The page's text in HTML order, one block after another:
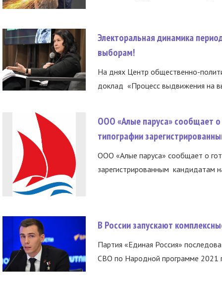
Электоральная динамика
выборам!
На днях Центр общественно-
доклад «Процесс выдвижения на
ООО «Алые паруса» сообщает о
типографии
ООО «Алые паруса» сообщает о
зарегистрированным кандидатам
В России запускают
Партия «Единая Россия»
СВО по Народной программе 2021